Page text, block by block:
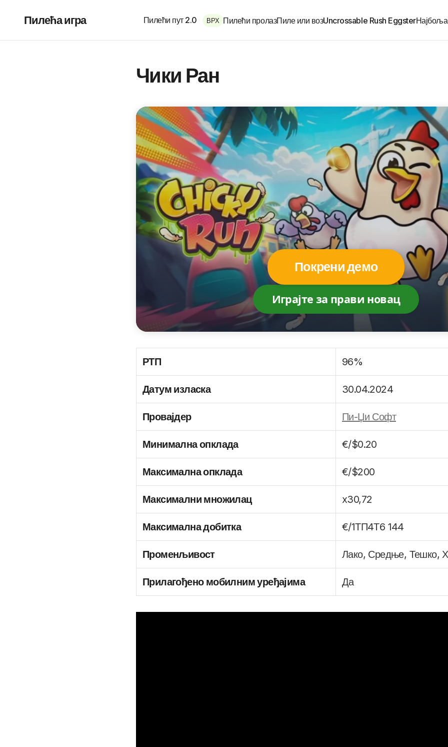
Пилећа игра Пилећи пут 2.0 ВРХ Пилећи пролазПиле или возUncrossable Rush EggsterНајбоља
Чики Ран
Покрени демо
Играјте за прави новац
РТП 96%
Датум изласка 30.04.2024
Провајдер Пи-Џи Софт
Минимална опклада €/$0.20
Максимална опклада €/$200
Максимални множилац x30,72
Максимална добитка €/1ТП4Т6 144
Променљивост Лако, Средње, Тешко,
Прилагођено мобилним уређајима Да